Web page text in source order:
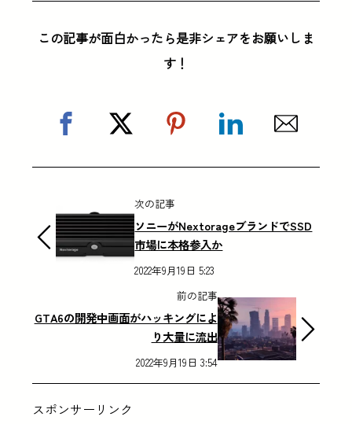
この記事が面白かったら是非シェアをお願いしま
す！
次の記事
ソニーがNextorageブランドでSSD
市場に本格参入か
2022年9月19日 5:23
前の記事
GTA6の開発中画面がハッキングによ
り大量に流出
2022年9月19日 3:54
スポンサーリンク